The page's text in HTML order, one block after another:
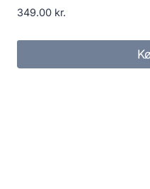
349.00 kr.